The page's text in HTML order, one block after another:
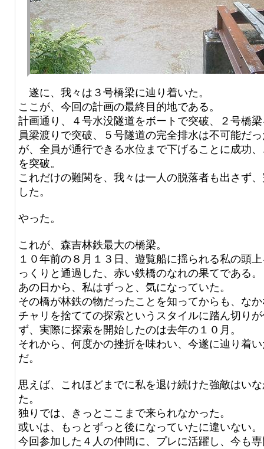
遂に、我々は３号橋梁に辿り着いた。
ここが、今回の計画の最終目的地である。
計画通り、４号水没隧道をボートで突破、２号橋
員梁渡りで突破、５号隧道の完全排水は不可能だ
が、全員が通行できる水位まで下げることに成功
を突破。
これだけの難関を、我々は一人の脱落者も出さず
した。
やった。
これが、森吉林鉄最大の橋梁。
１０年前の８月１３日、遊覧船に揺られる私の頭
っくりと通過した、赤い鉄橋のなれの果てである。
あの日から、私はずっと、気になっていた。
その橋が林鉄の物だったことを知ってからも、な
チャリを捨てての探索というスタイルに踏ん切り
ず、実際に探索を開始したのは去年の１０月。
それから、何度かの挫折を味わい、今遂に辿り着
だ。
思えば、これほどまでに私を退け続けた強敵はい
た。
独りでは、きっとここまで来られなかった。
或いは、もっとずっと後になっていたに違いない。
今回参加した４人の仲間に、プレに活躍し、今も